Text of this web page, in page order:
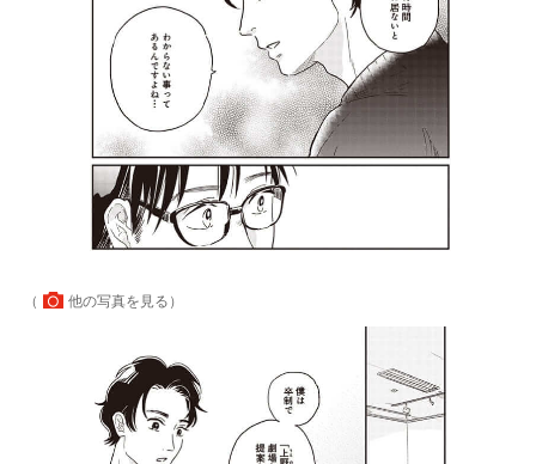
（ 他の写真を見る ）